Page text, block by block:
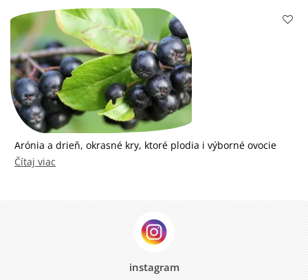
Arónia a drieň, okrasné kry, ktoré plodia i výborné ovocie
Čítaj viac
instagram